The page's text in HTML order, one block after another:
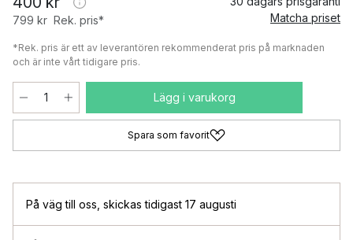
799 kr Rek. pris*
Matcha priset
*Rek. pris är ett av leverantören rekommenderat pris på marknaden
och är inte vårt tidigare pris.
Lägg i varukorg
Spara som favorit
På väg till oss skickas tidigast 17 augusti